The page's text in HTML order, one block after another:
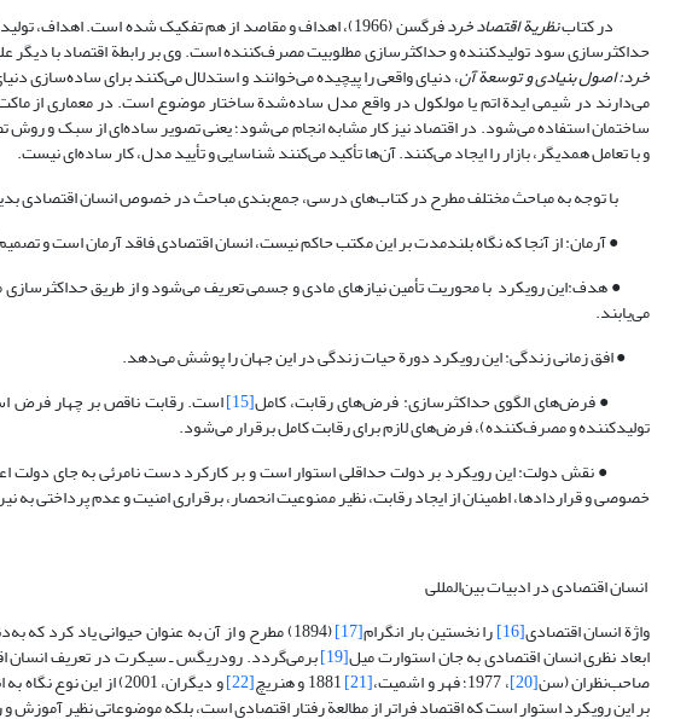
در کتابنظریة اقتصاد خرد فرگسن (1966)، اهداف و مقاصد از هم تفکیک شده است. اهداف،
حداکثر‌سازی سود تولید‌کننده و حداکثرسازی مطلوبیت مصرف‌کننده است. وی بر رابطة اقتصاد با دیگر علوم
خرد: اصول بنیادی و توسعة آن، دنیای واقعی را پیچیده می‌خوانند و استدلال می‌کنند برای ساده‌سازی
می‌دارند در شیمی ایدة اتم یا مولکول در واقع مدل ساده‌شدة ساختار موضوع است. در معماری از
ساختمان استفاده می‌شود. در اقتصاد نیز کار مشابه انجام می‌شود؛ یعنی تصویر ساده‌ای از سبک و روش
و با تعامل همدیگر، بازار را ایجاد می‌کنند. آن‌ها تأکید می‌کنند شناسایی و تأیید مدل، کار ساده‌ای نیست.
با توجه به مباحث مختلف مطرح در کتاب‌های درسی، جمع‌بندی مباحث در خصوص انسان اقتصادی
● آرمان: از آنجا که نگاه بلندمدت بر این مکتب حاکم نیست، انسان اقتصادی فاقد آرمان است و
● هدف:این رویکرد با محوریت تأمین نیازهای مادی و جسمی تعریف می‌شود و از طریق
می‌یابند.
● افق زمانی زندگی: این رویکرد دورة حیات زندگی در این جهان را پوشش می‌دهد.
● فرض‌های الگوی حداکثرسازی: فرض‌های رقابت، کامل[15] است. رقابت ناقص بر چهار فرض
تولید‌کننده و مصرف‌کننده)، فرض‌های لازم برای رقابت کامل برقرار می‌شود.
● نقش دولت: این رویکرد بر دولت حداقلی استوار است و بر کارکرد دست نامرئی به جای دولت
خصوصی و قراردادها، اطمینان از ایجاد رقابت، نظیر ممنوعیت انحصار، برقراری امنیت و عدم پرداختی به
انسان اقتصادی در ادبیات بین‌المللی
واژة انسان اقتصادی[16] را نخستین بار انگرام[17] (1894) مطرح و از آن به عنوان حیوانی یاد کرد که به‌دنبال پول است. با وجود این، رودریگس - سیکرت
ابعاد نظری انسان اقتصادی به جان استوارت میل[19] برمی‌گردد. رودریگس ـ سیکرت در تعریف انسان
صاحب‌نظران (سن[20] ، 1977؛ فهر و اشمیت، [21]
[22] و دیگران، 2001) از
بر این رویکرد استوار است که اقتصاد فراتر از مطالعة رفتار اقتصادی است، بلکه موضوعاتی نظیر